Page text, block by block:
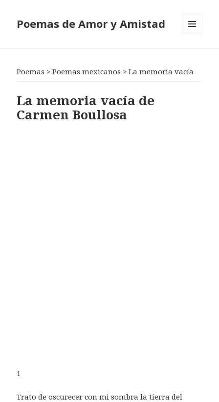
Poemas de Amor y Amistad
Poemas >Poemas mexicanos >La memoria vacía
La memoria vacía de
Carmen Boullosa
1
Trato de oscurecer con mi sombra la tierra del